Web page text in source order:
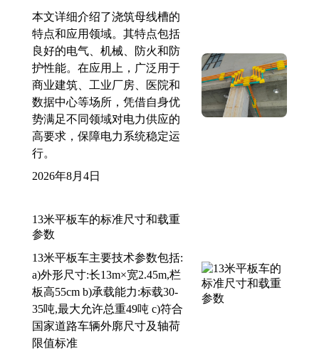
本文详细介绍了浇筑母线槽的
特点和应用领域。其特点包括
良好的电气、机械、防火和防
护性能。在应用上，广泛用于
商业建筑、工业厂房、医院和
数据中心等场所，凭借自身优
势满足不同领域对电力供应的
高要求，保障电力系统稳定运
行。
2026年8月4日
13米平板车的标准尺寸和载重
参数
13米平板车主要技术参数包括:
a)外形尺寸:长13m×宽2.45m,栏
板高55cm b)承载能力:标载30-
35吨,最大允许总重49吨 c)符合
国家道路车辆外廓尺寸及轴荷
限值标准